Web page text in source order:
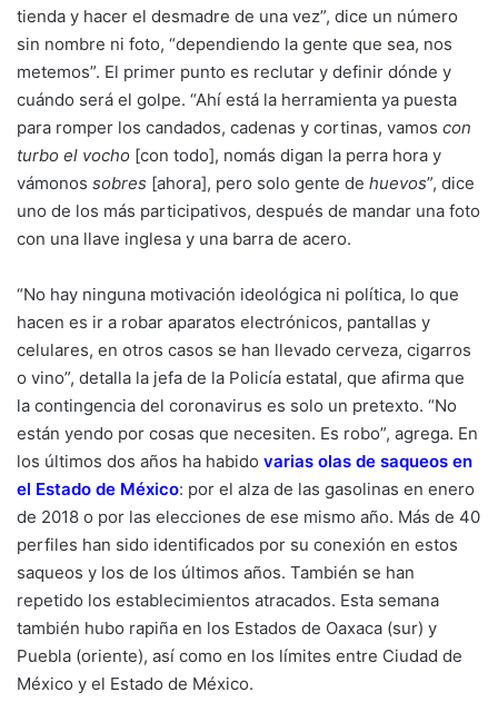
tienda y hacer el desmadre de una vez”, dice un número
sin nombre ni foto, “dependiendo la gente que sea, nos
metemos”. El primer punto es reclutar y definir dónde y
cuándo será el golpe. “Ahí está la herramienta ya puesta
para romper los candados, cadenas y cortinas, vamos con
turbo el vocho [con todo], nomás digan la perra hora y
vámonos sobres [ahora], pero solo gente de huevos”, dice
uno de los más participativos, después de mandar una foto
con una llave inglesa y una barra de acero.
“No hay ninguna motivación ideológica ni política, lo que
hacen es ir a robar aparatos electrónicos, pantallas y
celulares, en otros casos se han llevado cerveza, cigarros
o vino”, detalla la jefa de la Policía estatal, que afirma que
la contingencia del coronavirus es solo un pretexto. “No
están yendo por cosas que necesiten. Es robo”, agrega. En
los últimos dos años ha habido varias olas de saqueos en
el Estado de México: por el alza de las gasolinas en enero
de 2018 o por las elecciones de ese mismo año. Más de 40
perfiles han sido identificados por su conexión en estos
saqueos y los de los últimos años. También se han
repetido los establecimientos atracados. Esta semana
también hubo rapiña en los Estados de Oaxaca (sur) y
Puebla (oriente), así como en los límites entre Ciudad de
México y el Estado de México.